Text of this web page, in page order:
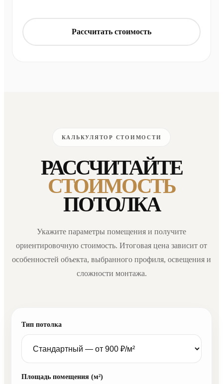
Рассчитать стоимость
КАЛЬКУЛЯТОР СТОИМОСТИ
РАССЧИТАЙТЕ
СТОИМОСТЬ
ПОТОЛКА
Укажите параметры помещения и получите
ориентировочную стоимость. Итоговая цена зависит от
особенностей объекта, выбранного профиля, освещения и
сложности монтажа.
Тип потолка
Площадь помещения (м²)